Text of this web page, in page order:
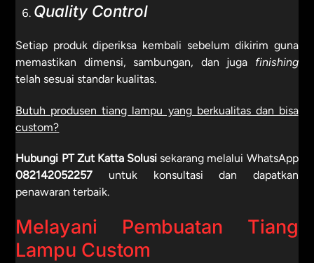
Quality Control
Setiap produk diperiksa kembali sebelum dikirim guna
memastikan dimensi, sambungan, dan juga finishing
telah sesuai standar kualitas.
Butuh produsen tiang lampu yang berkualitas dan bisa
custom?
Hubungi PT Zut Katta Solusi sekarang melalui WhatsApp
082142052257
untuk konsultasi dan dapatkan
penawaran terbaik.
Melayani Pembuatan Tiang
Lampu Custom